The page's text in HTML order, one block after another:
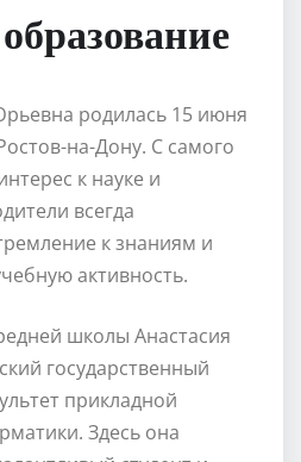
родилась 15 июня
на-Дону. С самого
к науке и
всегда
к знаниям и
активность.
школы Анастасия
государственный
прикладной
Здесь она